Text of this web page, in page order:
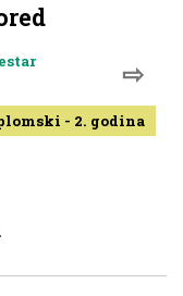
⇨
- 2. godina